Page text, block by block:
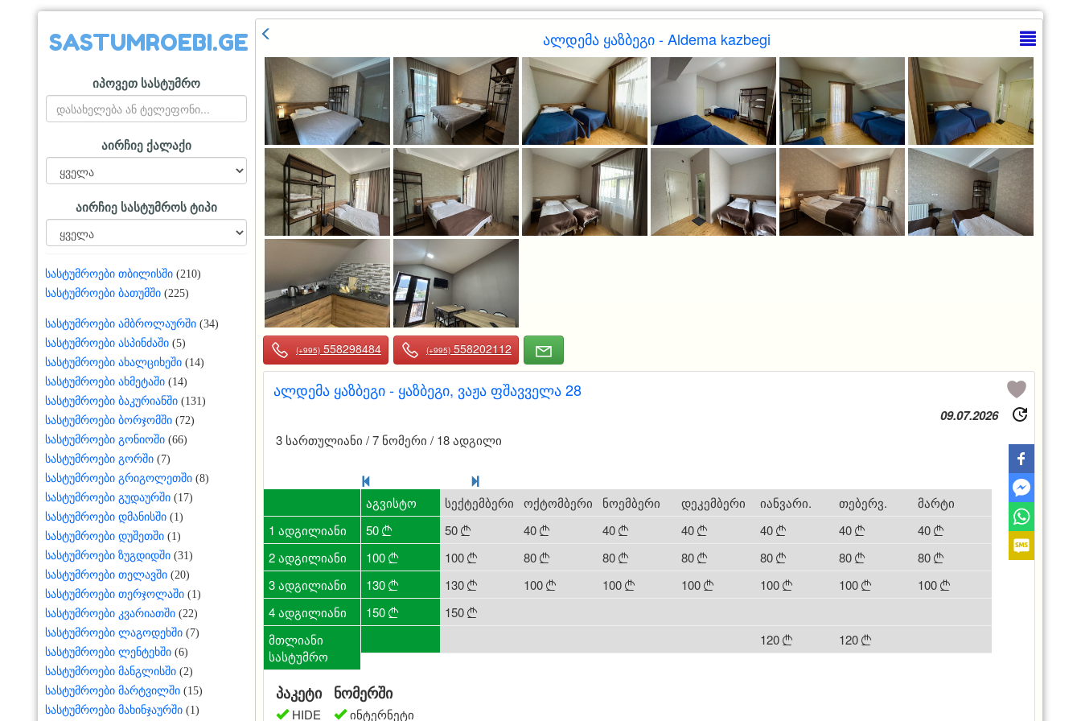
SASTUMROEBI.GE
იპოვეთ სასტუმრო
აირჩიე ქალაქი
აირჩიე სასტუმროს ტიპი
სასტუმროები თბილისში (210)
სასტუმროები ბათუმში (225)
სასტუმროები ამბროლაურში (34)
სასტუმროები ასპინძაში (5)
სასტუმროები ახალციხეში (14)
სასტუმროები ახმეტაში (14)
სასტუმროები ბაკურიანში (131)
სასტუმროები ბორჯომში (72)
სასტუმროები გონიოში (66)
სასტუმროები გორში (7)
სასტუმროები გრიგოლეთში (8)
სასტუმროები გუდაურში (17)
სასტუმროები დმანისში (1)
სასტუმროები დუშეთში (1)
სასტუმროები ზუგდიდში (31)
სასტუმროები თელავში (20)
სასტუმროები თერჯოლაში (1)
სასტუმროები კვარიათში (22)
სასტუმროები ლაგოდეხში (7)
სასტუმროები ლენტეხში (6)
სასტუმროები მანგლისში (2)
სასტუმროები მარტვილში (15)
სასტუმროები მახინჯაურში (1)
ალდემა ყაზბეგი - Aldema kazbegi
(+995) 558298484 (+995) 558202112
ალდემა ყაზბეგი - ყაზბეგი, ვაჟა ფშავველა 28
09.07.2026
3 სართულიანი / 7 ნომერი / 18 ადგილი
1 ადგილიანი
2 ადგილიანი
3 ადგილიანი
4 ადგილიანი
მთლიანი
სასტუმრო
აპრილი
50 
80
120
150
0
მაისი
50

80
120
150
0
50
100
130
150
0
აგვისტო
50 
100 
130 
150 
სექტემბერი
50 
100 
130 
150 
ოქტომბერი
40 
80 
100 
ნოემბერი
40 
80 
100 
დეკემბერი
40 
80 
100 
იანვარი.
40 
80 
100 
120 
თებერვ.
40 
80 
100 
120 
მარტი
40 
80 
100 
პაკეტი
HIDE
ნომერში
ინტერნეტი